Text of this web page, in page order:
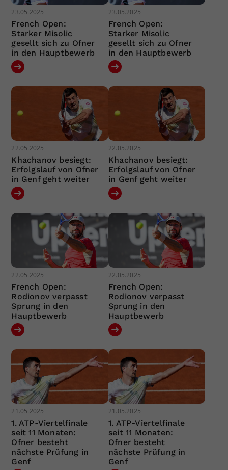
23.05.2025
French Open:
Starker Misolic
gesellt sich zu Ofner
in den Hauptbewerb
23.05.2025
French Open:
Starker Misolic
gesellt sich zu Ofner
in den Hauptbewerb
22.05.2025
Khachanov besiegt:
Erfolgslauf von Ofner
in Genf geht weiter
22.05.2025
Khachanov besiegt:
Erfolgslauf von Ofner
in Genf geht weiter
22.05.2025
French Open:
Rodionov verpasst
Sprung in den
Hauptbewerb
22.05.2025
French Open:
Rodionov verpasst
Sprung in den
Hauptbewerb
21.05.2025
1. ATP-Viertelfinale
seit 11 Monaten:
Ofner besteht
nächste Prüfung in
Genf
21.05.2025
1. ATP-Viertelfinale
seit 11 Monaten:
Ofner besteht
nächste Prüfung in
Genf